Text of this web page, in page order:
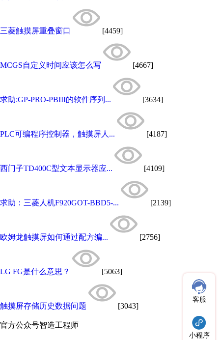
三菱触摸屏重叠窗口 [4459]
MCGS自定义时间应该怎么写 [4667]
求助:GP-PRO-PBIII的软件序列... [3634]
PLC可编程序控制器，触摸屏人... [4187]
西门子TD400C型文本显示器应... [4109]
求助：三菱人机F920GOT-BBD5-... [2139]
欧姆龙触摸屏如何通过配方编... [2756]
LG FG是什么意思？ [5063]
触摸屏存储历史数据问题 [3043]
官方公众号智造工程师
客服
小程序